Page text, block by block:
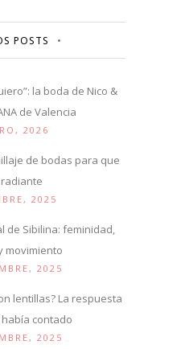
POSTS
la boda de Nico &
de Valencia
2026
de bodas para que
2025
de Sibilina: feminidad,
movimiento
2025
lentillas? La respuesta
contado
2025